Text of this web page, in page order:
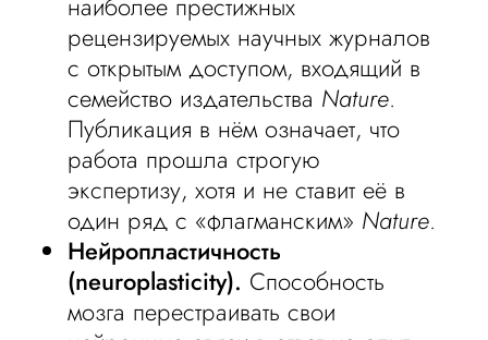
рецензируемых научных журналов
с открытым доступом, входящий в
семейство издательства Nature.
Публикация в нём означает, что
работа прошла строгую
экспертизу, хотя и не ставит её в
один ряд с «флагманским» Nature.
Нейропластичность
(neuroplasticity). Способность
мозга перестраивать свои